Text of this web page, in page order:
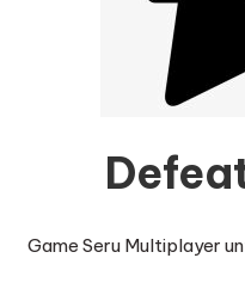
Game Seru Multiplayer